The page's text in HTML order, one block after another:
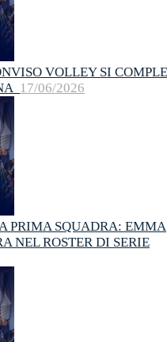
VOLLEY SI
17/06/2026
PRIMA SQUADRA: EMMA
NEL ROSTER DI SERIE